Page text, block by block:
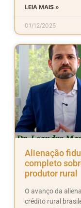
LEIA MAIS »
01/12/2025
Alienação
completo
produtor rural
O avanço da
crédito rural